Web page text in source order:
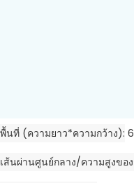
พื้นที่ (ความยาว*ความกว้าง)
เส้นผ่านศูนย์กลาง/ความสูงขอ